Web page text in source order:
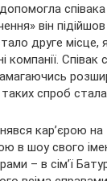
співака
він
друге місце,
компанії.
намагаючись
спроб
кар’єрою на
в шоу свого
– в сім’ї